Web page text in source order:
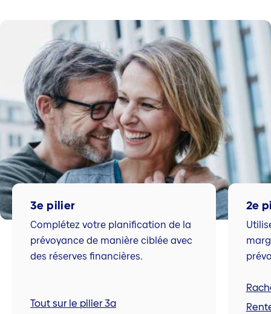
3e pilier
Complétez votre planification de la
prévoyance de manière ciblée avec
des réserves financières.
Tout sur le pilier 3a
2e